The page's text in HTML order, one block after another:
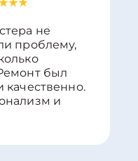
не
проблему,
был
качественно.
и